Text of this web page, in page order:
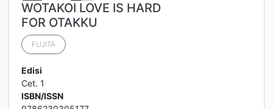
WOTAKOI LOVE IS HARD
FOR OTAKKU
FUJITA
Edisi
Cet. 1
ISBN/ISSN